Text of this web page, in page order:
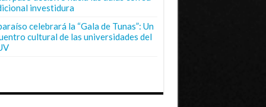
investidura
celebrará la “Gala de Tunas”: Un
cultural de las universidades del